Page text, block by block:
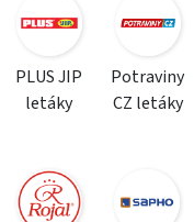
PLUS JIP
letáky
Potraviny
CZ letáky